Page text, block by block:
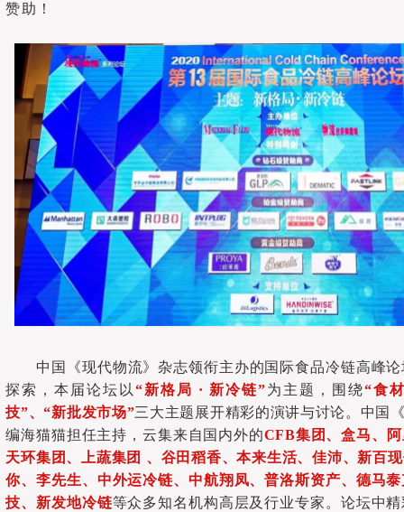
赞助！
中国《现代物流》杂志领衔主办的国际食品冷链高峰
探索，本届论坛以“新格局 · 新冷链”为主题，围绕“食
技”、“新批发市场”三大主题展开精彩的演讲与讨论。中国
编海猫猫担任主持，云集来自国内外的CFB集团、盒马、
天环集团、上蔬集团 、谷田稻香、本来生活、佳沛、新百
你、李先生、中外运冷链、中航翔凤、普洛斯资产、德马
技、新发地冷链等众多知名机构高层及行业专家。论坛中